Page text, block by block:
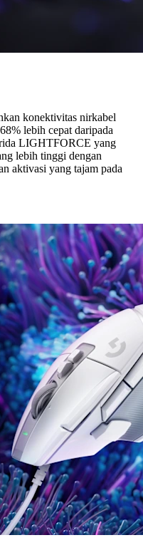
konektivitas nirkabel
lebih cepat daripada
LIGHTFORCE yang
lebih tinggi dengan
aktivasi yang tajam pada